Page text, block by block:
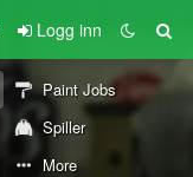
Logg inn
Paint Jobs
Spiller
More